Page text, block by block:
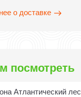
о доставке
посмотреть
Атлантический лес